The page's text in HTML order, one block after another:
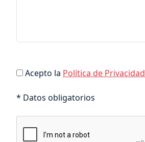
Acepto la Política de Privacidad
* Datos obligatorios